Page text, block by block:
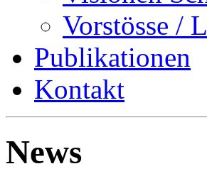
Vorstösse /
Publikationen
Kontakt
News